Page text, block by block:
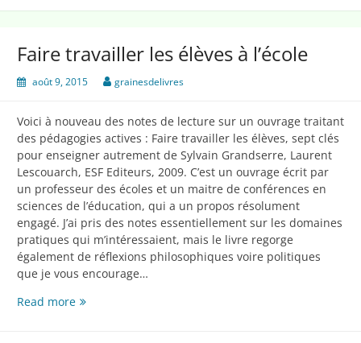
Faire travailler les élèves à l’école
août 9, 2015 grainesdelivres
Voici à nouveau des notes de lecture sur un ouvrage traitant
des pédagogies actives : Faire travailler les élèves, sept clés
pour enseigner autrement de Sylvain Grandserre, Laurent
Lescouarch, ESF Editeurs, 2009. C’est un ouvrage écrit par
un professeur des écoles et un maitre de conférences en
sciences de l’éducation, qui a un propos résolument
engagé. J’ai pris des notes essentiellement sur les domaines
pratiques qui m’intéressaient, mais le livre regorge
également de réflexions philosophiques voire politiques
que je vous encourage…
Read moreFaire